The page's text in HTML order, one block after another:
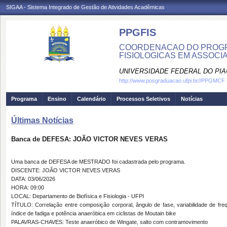
SIGAA - Sistema Integrado de Gestão de Atividades Acadêmicas
PPGFIS
COORDENACAO DO
FISIOLOGICAS EM
UNIVERSIDADE FEDERAL DO
http://www.posgraduacao.ufpi.br//PPGMCF
Programa Ensino Calendário Processos Seletivos Notícias
Últimas Notícias
Banca de DEFESA: JOÃO VICTOR NEVES VERAS
Uma banca de DEFESA de MESTRADO foi cadastrada pelo programa.
DISCENTE: JOÃO VICTOR NEVES VERAS
DATA: 03/06/2026
HORA: 09:00
LOCAL: Departamento de Biofísica e Fisiologia - UFPI
TÍTULO: Correlação entre composição corporal, ângulo de fase, variabilidade de
índice de fadiga e potência anaeróbica em ciclistas de Moutain bike
PALAVRAS-CHAVES: Teste anaeróbico de Wingate, salto com contramovimento